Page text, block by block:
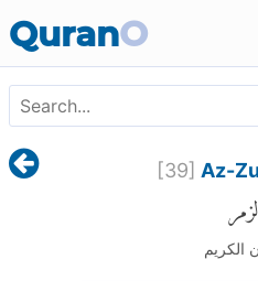
QuranO
[39] Az-
الكريم